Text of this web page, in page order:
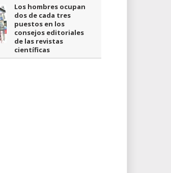
Los hombres ocupan
dos de cada tres
puestos en los
consejos editoriales
de las revistas
científicas